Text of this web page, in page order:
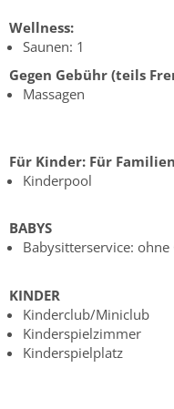
Wellness:
Saunen: 1
Gegen Gebühr (teils
Massagen
Für Kinder: Für Familien
Kinderpool
BABYS
Babysitterservice: ohne
KINDER
Kinderclub/Miniclub
Kinderspielzimmer
Kinderspielplatz